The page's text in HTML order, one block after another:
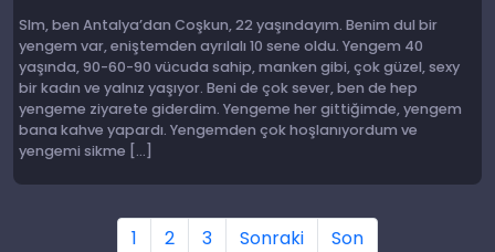
Slm, ben Antalya’dan Coşkun, 22 yaşındayım. Benim dul bir
yengem var, eniştemden ayrılalı 10 sene oldu. Yengem 40
yaşında, 90-60-90 vücuda sahip, manken gibi, çok güzel, sexy
bir kadın ve yalnız yaşıyor. Beni de çok sever, ben de hep
yengeme ziyarete giderdim. Yengeme her gittiğimde, yengem
bana kahve yapardı. Yengemden çok hoşlanıyordum ve
yengemi sikme […]
1 2 3 Sonraki Son